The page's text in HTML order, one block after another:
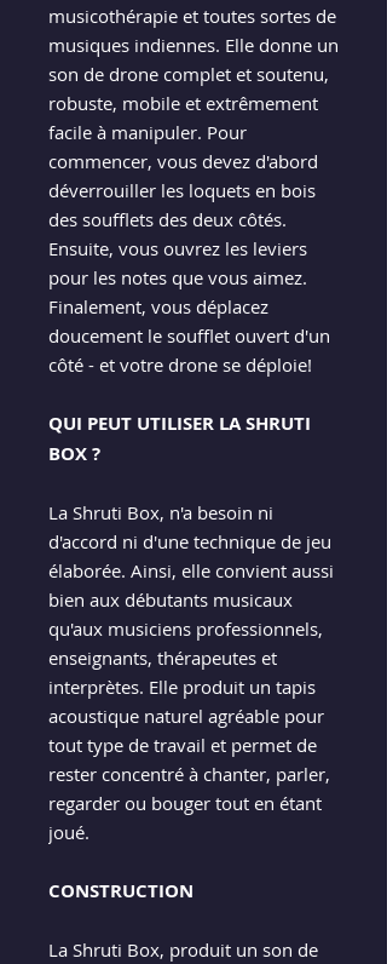
musicothérapie et toutes sortes de
musiques indiennes. Elle donne un
son de drone complet et soutenu,
robuste, mobile et extrêmement
facile à manipuler. Pour
commencer, vous devez d'abord
déverrouiller les loquets en bois
des soufflets des deux côtés.
Ensuite, vous ouvrez les leviers
pour les notes que vous aimez.
Finalement, vous déplacez
doucement le soufflet ouvert d'un
côté - et votre drone se déploie!
QUI PEUT UTILISER LA SHRUTI
BOX ?
La Shruti Box, n'a besoin ni
d'accord ni d'une technique de jeu
élaborée. Ainsi, elle convient aussi
bien aux débutants musicaux
qu'aux musiciens professionnels,
enseignants, thérapeutes et
interprètes. Elle produit un tapis
acoustique naturel agréable pour
tout type de travail et permet de
rester concentré à chanter, parler,
regarder ou bouger tout en étant
joué.
CONSTRUCTION
La Shruti Box, produit un son de